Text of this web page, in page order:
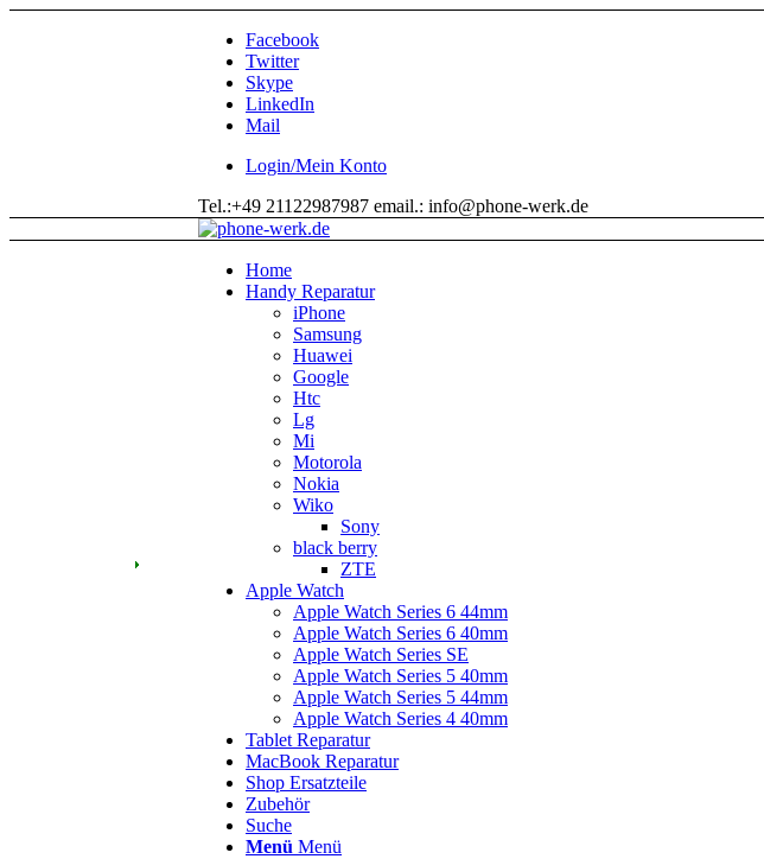
Facebook
Twitter
Skype
LinkedIn
Mail
Login/Mein Konto
Tel.:+49 21122987987 email.: info@phone-werk.de
Home
Handy Reparatur
iPhone
Samsung
Huawei
Google
Htc
Lg
Mi
Motorola
Nokia
Wiko
Sony
black berry
ZTE
Apple Watch
Apple Watch Series 6 44mm
Apple Watch Series 6 40mm
Apple Watch Series SE
Apple Watch Series 5 40mm
Apple Watch Series 5 44mm
Apple Watch Series 4 40mm
Tablet Reparatur
MacBook Reparatur
Shop Ersatzteile
Zubehör
Suche
Menü Menü